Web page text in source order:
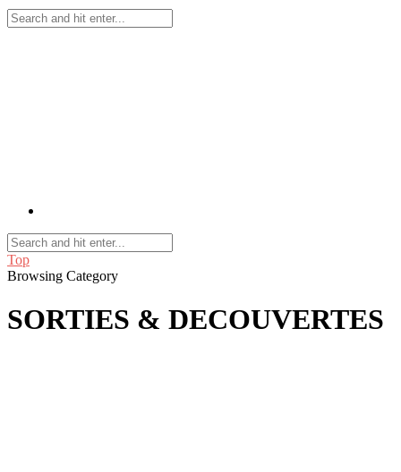
Top
Browsing Category
SORTIES & DECOUVERTES